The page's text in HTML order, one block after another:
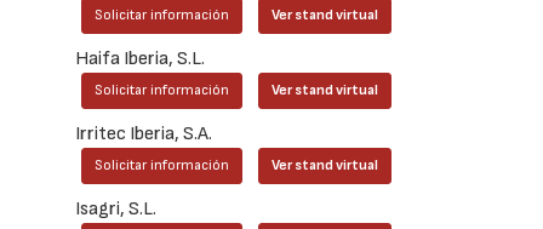
Solicitar información Ver stand virtual
Haifa Iberia, S.L.
Solicitar información Ver stand virtual
Irritec Iberia, S.A.
Solicitar información Ver stand virtual
Isagri, S.L.